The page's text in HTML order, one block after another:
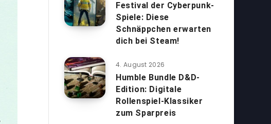
Festival der Cyberpunk-
Spiele: Diese
Schnäppchen erwarten
dich bei Steam!
4. August 2026
Humble Bundle D&D-
Edition: Digitale
Rollenspiel-Klassiker
zum Sparpreis